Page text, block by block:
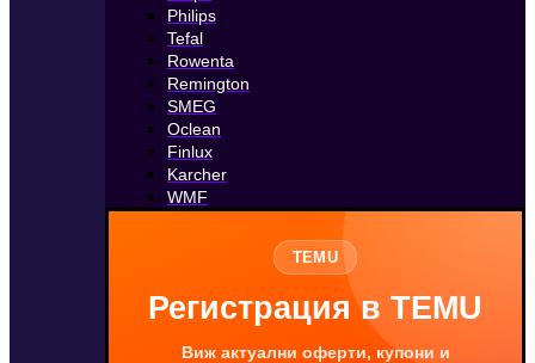
Philips
Tefal
Rowenta
Remington
SMEG
Oclean
Finlux
Karcher
WMF
TEMU
Регистрация в TEMU
Виж актуални оферти, купони и